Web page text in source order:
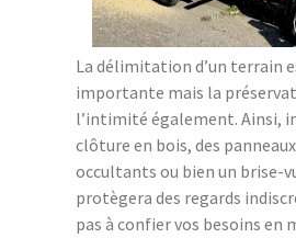
La délimitation d’un terrain
importante mais la
l’intimité également. Ainsi,
clôture en bois, des
occultants ou bien un brise-
protègera des regards
pas à confier vos besoins en